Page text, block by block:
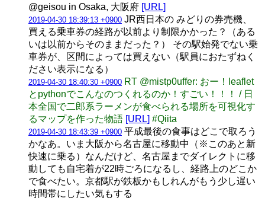
@geisou in Osaka, 大阪府 [URL]
2019-04-30 18:39:13 +0900 JR西日本の みどりの券売機、
買える乗車券の経路が以前より制限かかった？（ある
いは以前からそのままだった？） その駅始発でない乗
車券が、区間によっては買えない（駅員におたずねく
ださい表示になる）
2019-04-30 18:40:30 +0900 RT @mistp0uffer: おー！leaflet
とpythonでこんなのつくれるのか！すごい！！！ / 日
本全国で二郎系ラーメンが食べられる場所を可視化す
るマップを作った物語 [URL] #Qiita
2019-04-30 18:43:39 +0900 平成最後の食事はどこで取ろう
かなあ。いま大阪から名古屋に移動中（※このあと新
快速に乗る）なんだけど、名古屋までダイレクトに移
動しても自宅着が22時ごろになるし、経路上のどこか
で食べたい。京都駅が鉄板かもしれんがもう少し遅い
時間帯にしたい気もする